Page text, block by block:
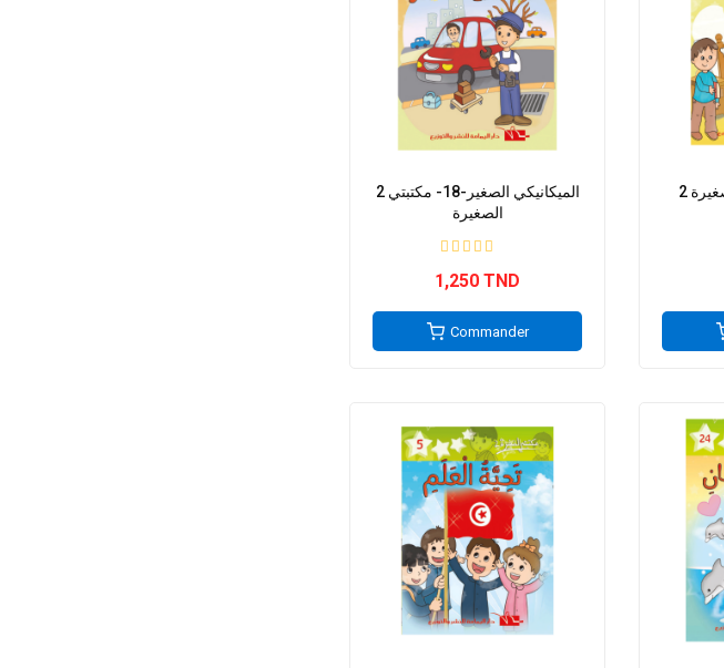
2 الميكانيكي الصغير-18- مكتبتي
الصغيرة
1,250 TND
Commander